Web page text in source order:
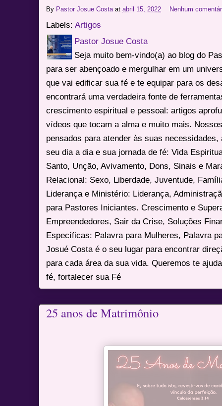
By Pastor Josue Costa atabril 15, 2022 Nenhum
Labels:Artigos
Pastor Josue Costa
Seja muito bem-vindo(a) ao blog do
para ser abençoado e mergulhar em um
que vai edificar sua fé e te equipar para os
encontrará uma verdadeira fonte de
crescimento espiritual e pessoal: artigos
vídeos que tocam a alma e muito mais.
pensados para atender às suas
seu dia a dia e sua jornada de fé: Vida
Santo, Unção, Avivamento, Dons, Sinais e
Relacional: Sexo, Liberdade, Juventude,
Liderança e Ministério: Liderança,
para Pastores Iniciantes. Crescimento e
Empreendedores, Sair da Crise, Soluções
Específicas: Palavra para Mulheres, Palavra
Josué Costa é o seu lugar para encontrar
para cada área da sua vida. Queremos te
fé, fortalecer sua Fé
25 anos de Matrimônio